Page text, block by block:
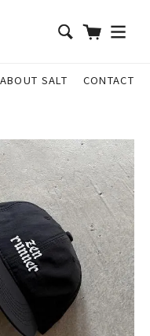
ABOUT SALT CONTACT